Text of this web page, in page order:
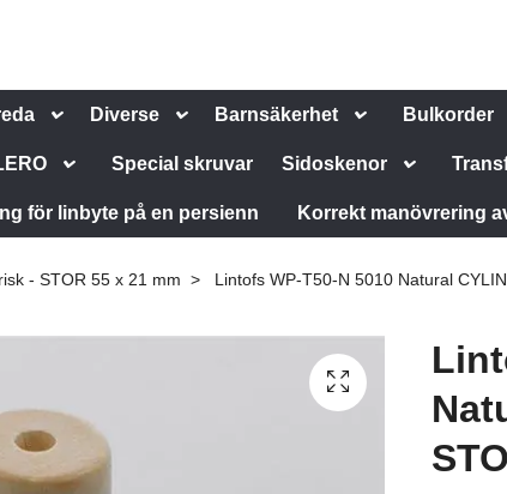
Diverse Barnsäkerhet Bulkorder
Special skruvar Sidoskenor
för linbyte på en persienn Korrekt manövrering
- STOR 55 x 21 mm Lintofs WP-T50-N 5010 Natural